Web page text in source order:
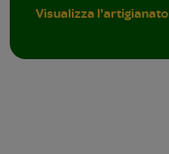
Visualizza l'artigianato